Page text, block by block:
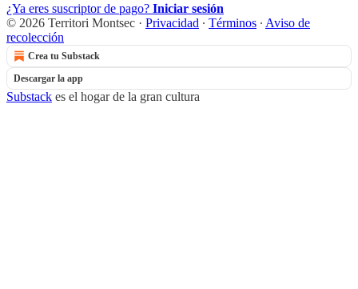
¿Ya eres suscriptor de pago? Iniciar sesión
© 2026 Territori Montsec · Privacidad ∙ Términos ∙ Aviso de
recolección
Crea tu Substack
Descargar la app
Substack es el hogar de la gran cultura